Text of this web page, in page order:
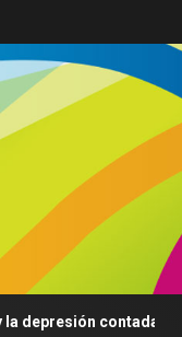
contada al Papa: